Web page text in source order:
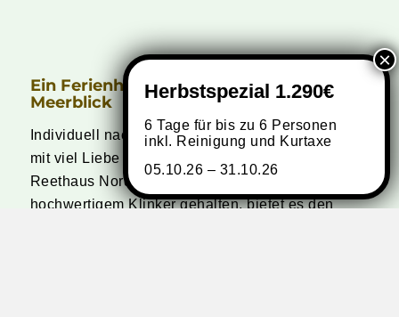
Ein Ferienhaus mit Wellness und
Meerblick
Individuell nach unseren Wünschen erbaut und
mit viel Liebe zum Detail eingerichtet – das ist das
Reethaus Nordlicht. Reetgedeckt und in
hochwertigem Klinker gehalten, bietet es den
6 Tage für bis zu 6 Personen
inkl. Reinigung und Kurtaxe
05.10.26 – 31.10.26